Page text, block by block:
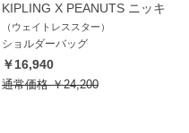
KIPLING X PEANUTS ニッキ
（ウェイトレススター）
ショルダーバッグ
￥16,940
通常価格￥24,200